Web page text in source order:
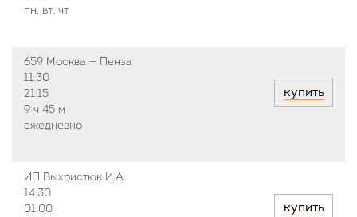
пн, вт, чт
659 Москва — Пенза
11:30
21:15
9 ч 45 м
ежедневно
купить
ИП Выхристюк И.А.
14:30
01:00
купить